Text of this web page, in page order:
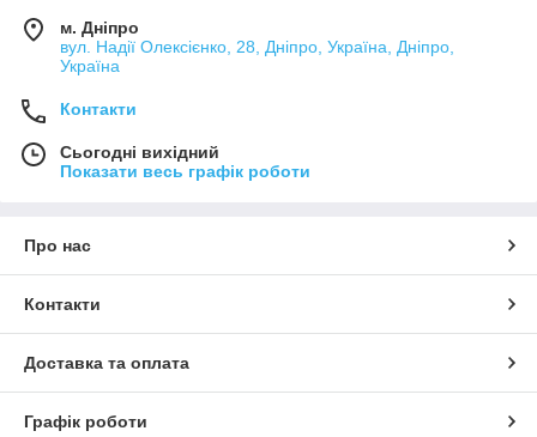
м. Дніпро
вул. Надії Олексієнко, 28, Дніпро, Україна, Дніпро,
Україна
Контакти
Сьогодні вихідний
Показати весь графік роботи
Про нас
Контакти
Доставка та оплата
Графік роботи